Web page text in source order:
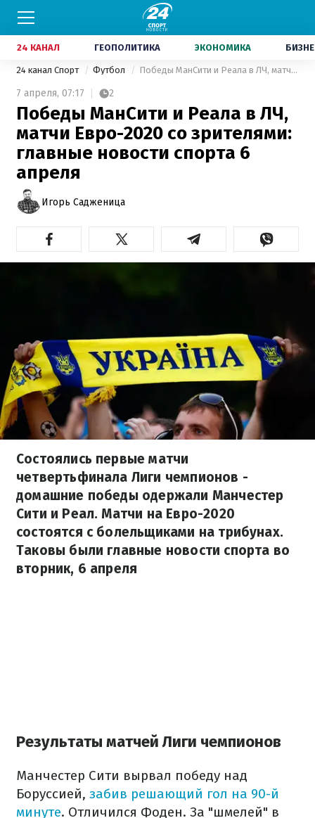
24 КАНАЛ ГЕОПОЛИТИКА ЭКОНОМИКА
24 канал Спорт Футбол Победы МанСити и Реала в ЛЧ, матчи Евро-2020 со зрителями: главные новости спорта 6 апреля
7 апреля, 07:17 2
Победы МанСити и Реала в ЛЧ,
матчи Евро-2020 со зрителями:
главные новости спорта 6
апреля
Игорь Садженица
Состоялись первые матчи
четвертьфинала Лиги чемпионов -
домашние победы одержали Манчестер
Сити и Реал. Матчи на Евро-2020
состоятся с болельщиками на трибунах.
Таковы были главные новости спорта во
вторник, 6 апреля
Результаты матчей Лиги чемпионов
Манчестер Сити вырвал победу над
Боруссией, забив решающий гол на 90-й
минуте. Отличился Фоден. За "шмелей" в